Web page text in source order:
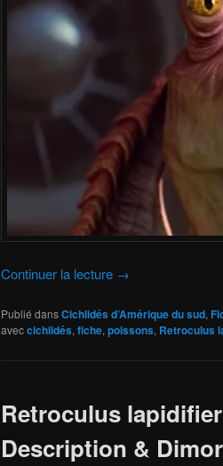
Continuer la lecture →
Publié dansCichlidés d’Amérique du sud,
aveccichlidés, fiche, poissons, Retroculus
Retroculus
Description &